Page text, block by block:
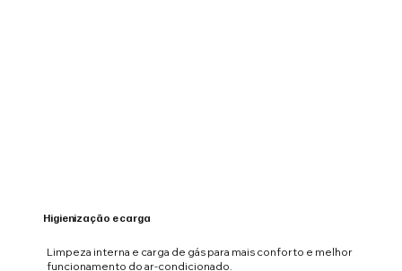
Higienização e carga
Limpeza interna e carga de gás para mais conforto e melhor
funcionamento do ar-condicionado.